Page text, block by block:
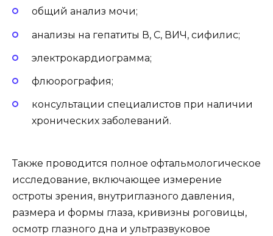
общий анализ мочи;
анализы на гепатиты В, С, ВИЧ, сифилис;
электрокардиограмма;
флюорография;
консультации специалистов при наличии
хронических заболеваний.
Также проводится полное офтальмологическое
исследование, включающее измерение
остроты зрения, внутриглазного давления,
размера и формы глаза, кривизны роговицы,
осмотр глазного дна и ультразвуковое